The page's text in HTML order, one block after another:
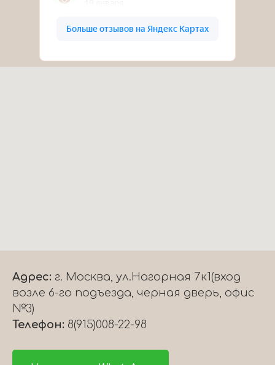
Адрес: г. Москва, ул.Нагорная 7к1(вход
возле 6-го подъезда, черная дверь, офис
№3)
Телефон: 8(915)008-22-98